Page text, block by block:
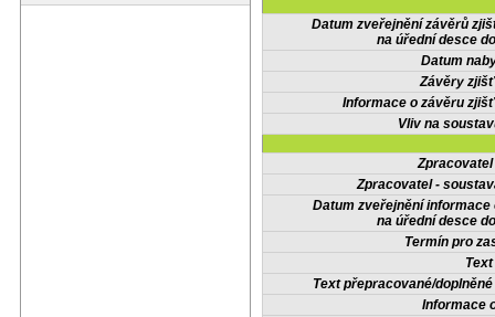
Datum zveřejnění závěrů
na úřední desce
Datum
Závěry
Informace o závěru
Vliv na
Zpracovatel -
Datum zveřejnění informace
na úřední desce
Termín pro
Text přepracované/
Informace